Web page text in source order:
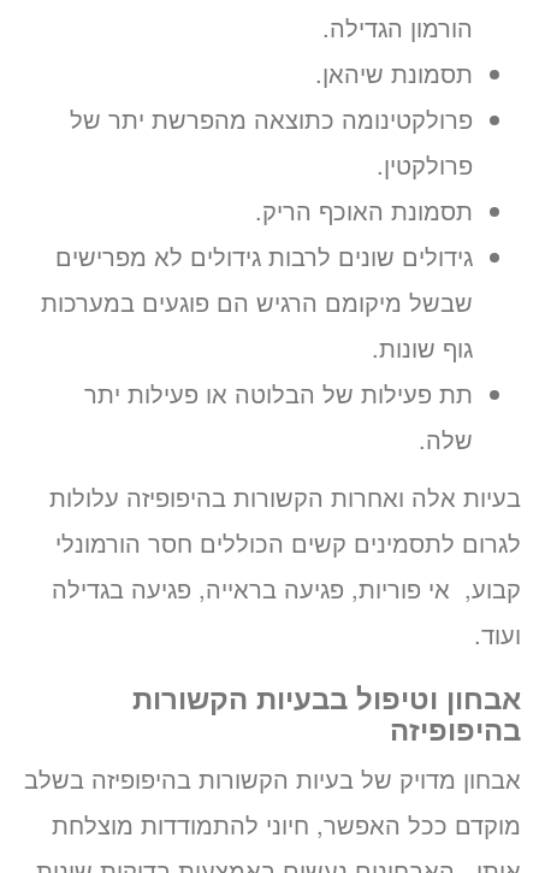
הורמון הגדילה.
תסמונת שיהאן.
פרולקטינומה כתוצאה מהפרשת יתר של
פרולקטין.
תסמונת האוכף הריק.
גידולים שונים לרבות גידולים לא מפרישים
שבשל מיקומם הרגיש הם פוגעים במערכות
גוף שונות.
תת פעילות של הבלוטה או פעילות יתר
שלה.
בעיות אלה ואחרות הקשורות בהיפופיזה עלולות
לגרום לתסמינים קשים הכוללים חסר הורמונלי
קבוע, אי פוריות, פגיעה בראייה, פגיעה בגדילה
ועוד.
אבחון וטיפול בבעיות הקשורות
בהיפופיזה
אבחון מדויק של בעיות הקשורות בהיפופיזה בשלב
מוקדם ככל האפשר, חיוני להתמודדות מוצלחת